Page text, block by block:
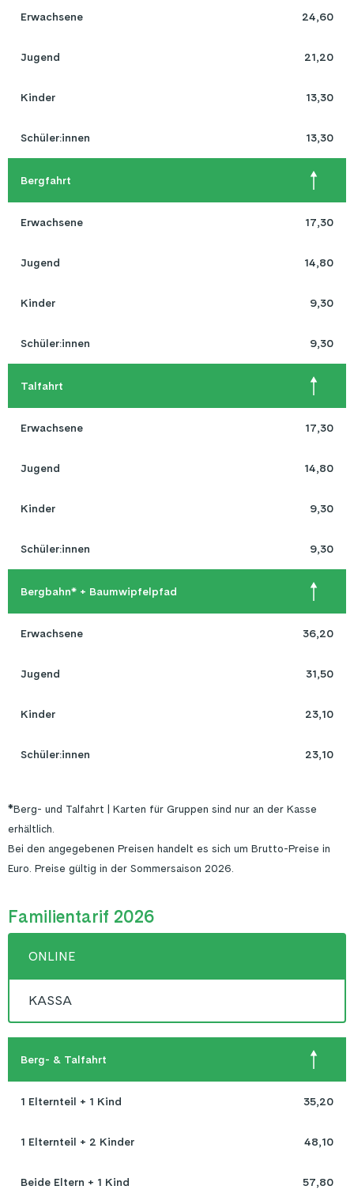
Erwachsene 24,60
Jugend 21,20
Kinder 13,30
Schüler:innen 13,30
Bergfahrt
Erwachsene 17,30
Jugend 14,80
Kinder 9,30
Schüler:innen 9,30
Talfahrt
Erwachsene 17,30
Jugend 14,80
Kinder 9,30
Schüler:innen 9,30
Bergbahn* + Baumwipfelpfad
Erwachsene 36,20
Jugend 31,50
Kinder 23,10
Schüler:innen 23,10
*Berg- und Talfahrt | Karten für Gruppen sind nur an der Kasse
erhältlich.
Bei den angegebenen Preisen handelt es sich um Brutto-Preise in
Euro. Preise gültig in der Sommersaison 2026.
Familientarif 2026
ONLINE
KASSA
Berg- & Talfahrt
1 Elternteil + 1 Kind 35,20
1 Elternteil + 2 Kinder 48,10
Beide Eltern + 1 Kind 57,80